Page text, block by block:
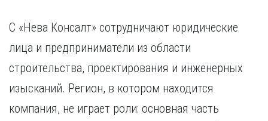
С «Нева Консалт» сотрудничают юридические
лица и предприниматели из области
строительства, проектирования и инженерных
изысканий. Регион, в котором находится
компания, не играет роли: основная часть